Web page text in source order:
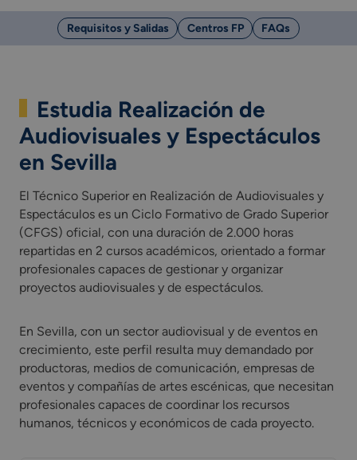
Requisitos y Salidas Centros FP FAQs
Estudia Realización de
Audiovisuales y Espectáculos
en Sevilla
El Técnico Superior en Realización de Audiovisuales y
Espectáculos es un Ciclo Formativo de Grado Superior
(CFGS) oficial, con una duración de 2.000 horas
repartidas en 2 cursos académicos, orientado a formar
profesionales capaces de gestionar y organizar
proyectos audiovisuales y de espectáculos.
En Sevilla, con un sector audiovisual y de eventos en
crecimiento, este perfil resulta muy demandado por
productoras, medios de comunicación, empresas de
eventos y compañías de artes escénicas, que necesitan
profesionales capaces de coordinar los recursos
humanos, técnicos y económicos de cada proyecto.